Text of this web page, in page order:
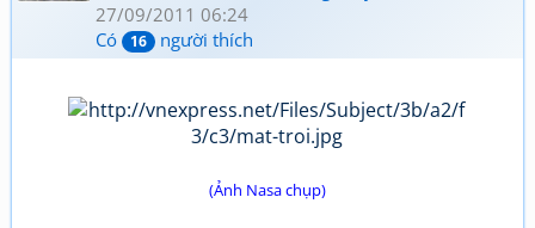
27/09/2011 06:24
Có
16 người thích
(Ảnh Nasa chụp)